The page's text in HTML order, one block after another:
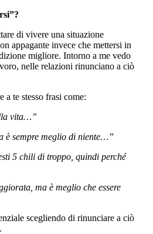
di vivere una situazione
appagante invece che mettersi in
migliore. Intorno a me vedo
nelle relazioni rinunciano a ciò
te stesso frasi come:
vita…”
sempre meglio di niente…”
5 chili di troppo, quindi perché
ma è meglio che essere
scegliendo di rinunciare a ciò